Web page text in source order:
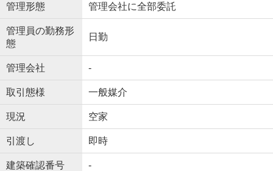
管理形態 管理会社に全部委託
管理員の勤務形
態
日勤
管理会社 -
取引態様 一般媒介
現況 空家
引渡し 即時
建築確認番号 -